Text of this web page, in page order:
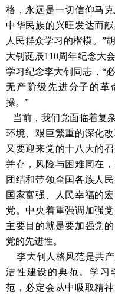
格，永远是一切信仰马
中华民族的兴旺发达而
人民群众学习的楷模。”
大钊诞辰110周年纪念大
学习纪念李大钊同志，“
无产阶级先进分子的革
操。”
当前，我们党面临着复
环境、艰巨繁重的深化
又要迎来党的十八大的
并存，风险与困难同在
团结和带领全国各族人民
国家富强、人民幸福的
党。中央着重强调加强
主要目的就是要加强党
党的先进性。
李大钊人格风范是共
洁性建设的典范。学习
范，必定会从中吸取精